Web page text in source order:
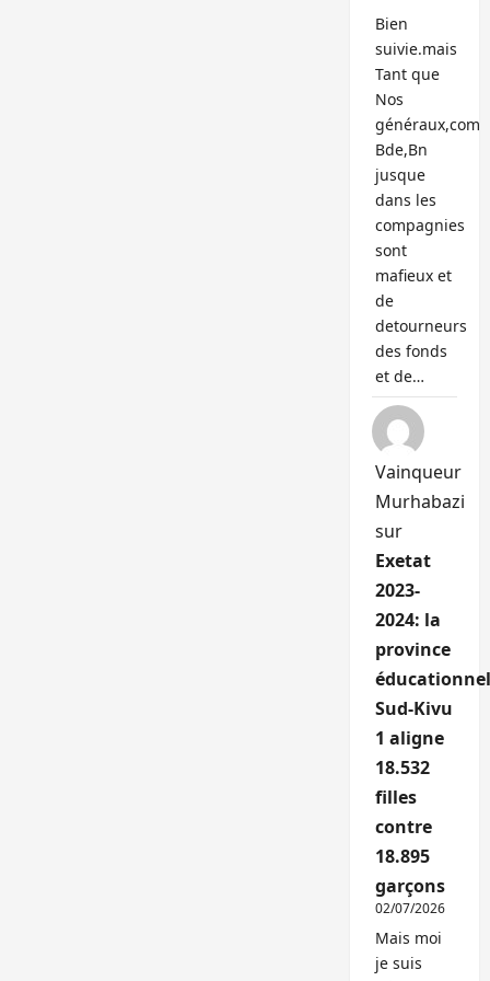
Bien
suivie.mais
Tant que
Nos
généraux,com
Bde,Bn
jusque
dans les
compagnies
sont
mafieux et
de
detourneurs
des fonds
et de…
Vainqueur
Murhabazi
sur
Exetat
2023-
2024: la
province
Sud-Kivu
1 aligne
18.532
filles
contre
18.895
garçons
02/07/2026
Mais moi
je suis